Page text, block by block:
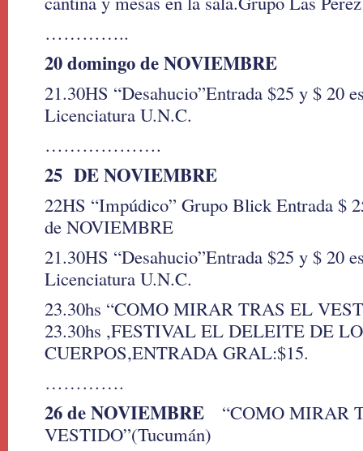
…………..
20 domingo de NOVIEMBRE
21.30HS “Desahucio”Entrada $25 y $ 20
Licenciatura U.N.C.
……………….
25 DE NOVIEMBRE
22HS “Impúdico” Grupo Blick Entrada $
de NOVIEMBRE
21.30HS “Desahucio”Entrada $25 y $ 20
Licenciatura U.N.C.
23.30hs “COMO MIRAR TRAS EL
23.30hs ,FESTIVAL EL DELEITE DE
CUERPOS,ENTRADA GRAL:$15.
………….
26 de NOVIEMBRE “COMO MIRAR
VESTIDO”(Tucumán)